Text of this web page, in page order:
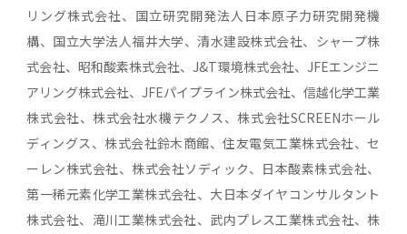
リング株式会社、国立研究開発法人日本原子力研究開発機
構、国立大学法人福井大学、清水建設株式会社、シャープ株
式会社、昭和酸素株式会社、J&T環境株式会社、JFEエンジニ
アリング株式会社、JFEパイプライン株式会社、信越化学工業
株式会社、株式会社水機テクノス、株式会社SCREENホール
ディングス、株式会社鈴木商館、住友電気工業株式会社、セ
ーレン株式会社、株式会社ソディック、日本酸素株式会社、
第一稀元素化学工業株式会社、大日本ダイヤコンサルタント
株式会社、滝川工業株式会社、武内プレス工業株式会社、株